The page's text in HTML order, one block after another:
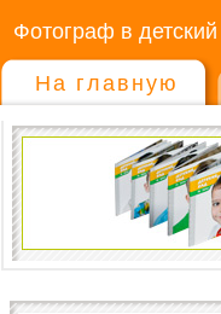
Фотограф в
На главную